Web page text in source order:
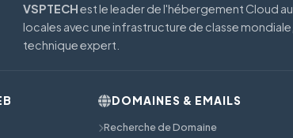
VSPTECHest le leader de l'hébergement Cloud
locales avec une infrastructure de classe
technique expert.
DOMAINES & EMAILS
Recherche de Domaine